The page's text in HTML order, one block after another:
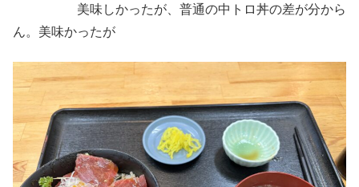
美味しかったが、普通の中トロ丼の差が分から
ん。美味かったが